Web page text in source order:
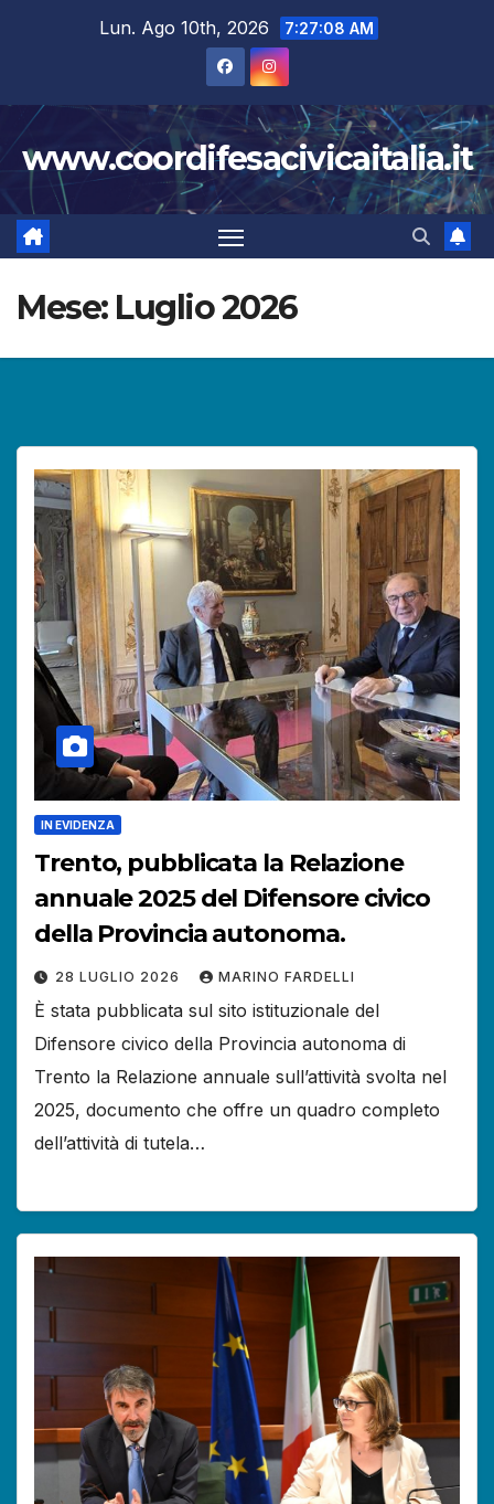
Lun. Ago 10th, 2026 7:27:09 AM
www.coordifesacivicaitalia.it
Mese: Luglio 2026
IN EVIDENZA
Trento, pubblicata la Relazione
annuale 2025 del Difensore civico
della Provincia autonoma.
28 LUGLIO 2026 MARINO FARDELLI
È stata pubblicata sul sito istituzionale del
Difensore civico della Provincia autonoma di
Trento la Relazione annuale sull’attività svolta nel
2025, documento che offre un quadro completo
dell’attività di tutela…